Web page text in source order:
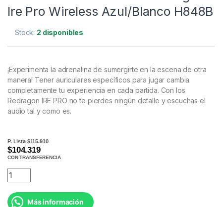
Ire Pro Wireless Azul/Blanco H848B
Stock: 2 disponibles
¡Experimenta la adrenalina de sumergirte en la escena de otra
manera! Tener auriculares específicos para jugar cambia
completamente tu experiencia en cada partida. Con los
Redragon IRE PRO no te pierdes ningún detalle y escuchas el
audio tal y como es.
P. Lista$115.910
$104.319
CON TRANSFERENCIA
Más información